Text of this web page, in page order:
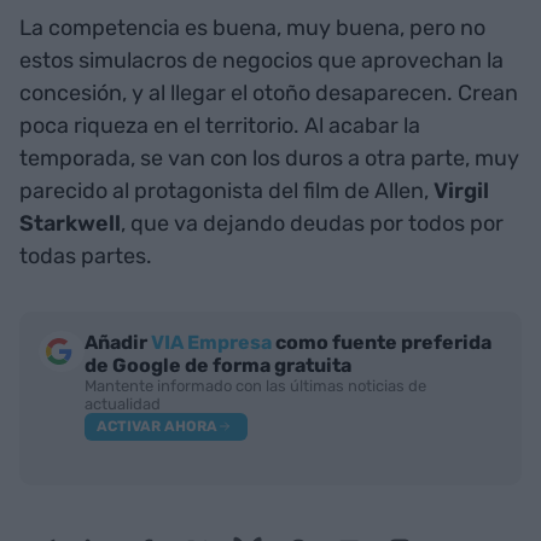
La competencia es buena, muy buena, pero no
estos simulacros de negocios que aprovechan la
concesión, y al llegar el otoño desaparecen. Crean
poca riqueza en el territorio. Al acabar la
temporada, se van con los duros a otra parte, muy
parecido al protagonista del film de Allen, Virgil
Starkwell, que va dejando deudas por todos por
todas partes.
AñadirVIA Empresa como fuente preferida
de Google de forma gratuita
Mantente informado con las últimas noticias de
actualidad
ACTIVAR AHORA